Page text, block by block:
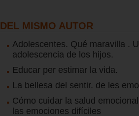
DEL MISMO AUTOR
Adolescentes. Qué maravilla .
adolescencia de los hijos.
Educar per estimar la vida.
La bellesa del sentir. de les
Cómo cuidar la salud
las emociones difíciles